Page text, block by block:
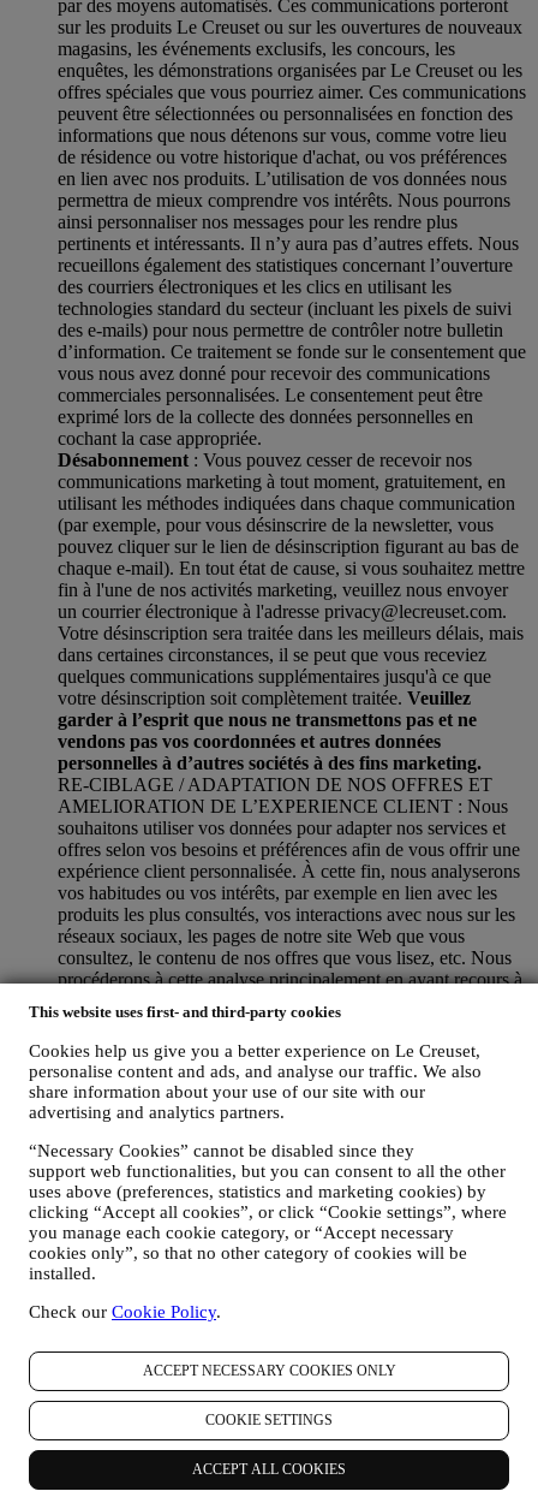
This website uses first- and third-party cookies
Cookies help us give you a better experience on Le Creuset,
personalise content and ads, and analyse our traffic. We also
share information about your use of our site with our
advertising and analytics partners.
“Necessary Cookies” cannot be disabled since they
support web functionalities, but you can consent to all the other
uses above (preferences, statistics and marketing cookies) by
clicking “Accept all cookies”, or click “Cookie settings”, where
you manage each cookie category, or “Accept necessary
cookies only”, so that no other category of cookies will be
installed.
Check our Cookie Policy.
ACCEPT NECESSARY COOKIES ONLY
COOKIE SETTINGS
ACCEPT ALL COOKIES
par des moyens automatisés. Ces communications porteront
sur les produits Le Creuset ou sur les ouvertures de nouveaux
magasins, les événements exclusifs, les concours, les
enquêtes, les démonstrations organisées par Le Creuset ou les
offres spéciales que vous pourriez aimer. Ces communications
peuvent être sélectionnées ou personnalisées en fonction des
informations que nous détenons sur vous, comme votre lieu
de résidence ou votre historique d'achat, ou vos préférences
en lien avec nos produits. L’utilisation de vos données nous
permettra de mieux comprendre vos intérêts. Nous pourrons
ainsi personnaliser nos messages pour les rendre plus
pertinents et intéressants. Il n’y aura pas d’autres effets. Nous
recueillons également des statistiques concernant l’ouverture
des courriers électroniques et les clics en utilisant les
technologies standard du secteur (incluant les pixels de suivi
des e-mails) pour nous permettre de contrôler notre bulletin
d’information. Ce traitement se fonde sur le consentement que
vous nous avez donné pour recevoir des communications
commerciales personnalisées. Le consentement peut être
exprimé lors de la collecte des données personnelles en
cochant la case appropriée.
Désabonnement : Vous pouvez cesser de recevoir nos
communications marketing à tout moment, gratuitement, en
utilisant les méthodes indiquées dans chaque communication
(par exemple, pour vous désinscrire de la newsletter, vous
pouvez cliquer sur le lien de désinscription figurant au bas de
chaque e-mail). En tout état de cause, si vous souhaitez mettre
fin à l'une de nos activités marketing, veuillez nous envoyer
un courrier électronique à l'adresse privacy@lecreuset.com.
Votre désinscription sera traitée dans les meilleurs délais, mais
dans certaines circonstances, il se peut que vous receviez
quelques communications supplémentaires jusqu'à ce que
votre désinscription soit complètement traitée. Veuillez
garder à l’esprit que nous ne transmettons pas et ne
vendons pas vos coordonnées et autres données
personnelles à d’autres sociétés à des fins marketing.
RE-CIBLAGE / ADAPTATION DE NOS OFFRES ET
AMELIORATION DE L’EXPERIENCE CLIENT : Nous
souhaitons utiliser vos données pour adapter nos services et
offres selon vos besoins et préférences afin de vous offrir une
expérience client personnalisée. À cette fin, nous analyserons
vos habitudes ou vos intérêts, par exemple en lien avec les
produits les plus consultés, vos interactions avec nous sur les
réseaux sociaux, les pages de notre site Web que vous
consultez, le contenu de nos offres que vous lisez, etc. Nous
procéderons à cette analyse principalement en ayant recours à
suivi des e-mails) et également grâce à vos données et à vos
préférences collectées lors de votre abonnement à nos
communications marketing personnalisées. Nous utiliserons
ces informations pour gérer nos publicités sur d’autres sites,
accorder l’accès à un contenu particulier, adapter le contenu
consenti à vous abonner à nos communications marketing,
pour vous envoyer des communications pertinentes qui
pourraient vous intéresser / des messages que nous croyons
que vous pourriez aimer. Il n’y aura pas d’autres effets.
L’utilisation des cookies est soumise à votre consentement. Si
vous ne souhaitez pas que ces informations soient utilisées
pour vous présenter des publicités, du contenu ou des
messages en fonction de vos intérêts, vous pouvez limiter
l’utilisation des informations sur vos actions en ligne en gérant
vos paramètres en matière de cookies (veuillez toutefois noter
que certains cookies sont nécessaires pour utiliser le site Web).
Veuillez noter que cela ne vous empêche pas de recevoir des
publicités, des offres ou des messages. Vous continuerez à
génériques. Pour plus d’informations sur la façon dont nous
utilisons les cookies et savoir comment vous pouvez les